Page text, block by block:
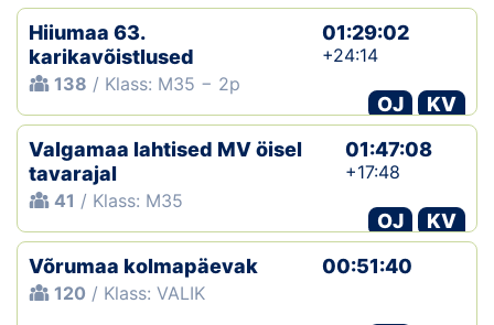
Hiiumaa 63.
karikavõistlused
138 / Klass: M35 − 2p
01:29:02
+24:14
OJ
KV
Valgamaa lahtised MV öisel
tavarajal
41 / Klass: M35
01:47:08
+17:48
OJ
KV
Võrumaa kolmapäevak
120 / Klass: VALIK
00:51:40